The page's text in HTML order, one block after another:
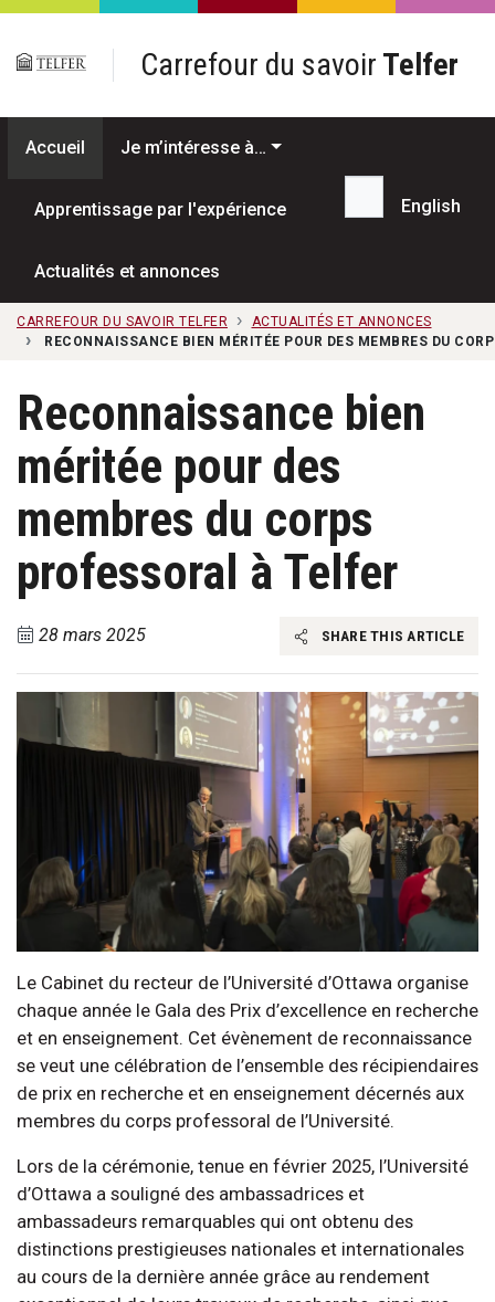
Passer au contenu principal
Carrefour du savoir Telfer
Accueil Je m’intéresse à…
Apprentissage par l'expérience
Actualités et annonces
Recherche...
English
CARREFOUR DU SAVOIR TELFER
ACTUALITÉS ET ANNONCES
RECONNAISSANCE BIEN MÉRITÉE POUR DES MEMBRES DU
Reconnaissance bien
méritée pour des
membres du corps
professoral à Telfer
28 mars 2025 SHARE THIS ARTICLE
Le Cabinet du recteur de l’Université d’Ottawa organise
chaque année le Gala des Prix d’excellence en recherche
et en enseignement. Cet évènement de reconnaissance
se veut une célébration de l’ensemble des récipiendaires
de prix en recherche et en enseignement décernés aux
membres du corps professoral de l’Université.
Lors de la cérémonie, tenue en février 2025, l’Université
d’Ottawa a souligné des ambassadrices et
ambassadeurs remarquables qui ont obtenu des
distinctions prestigieuses nationales et internationales
au cours de la dernière année grâce au rendement